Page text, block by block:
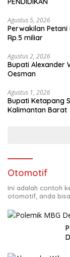
Agustus 5, 2026
Perwakilan
Rp.5 miliar
Agustus 2, 2026
Bupati Alexander
Oesman
Agustus 1, 2026
Bupati Ketapang
Kalimantan Barat
Otomotif
Ini adalah contoh
otomotif, anda